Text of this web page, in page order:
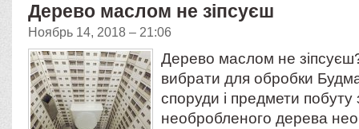
Дерево маслом не зіпсуєш
Ноябрь 14, 2018 – 21:06
Дерево маслом не
вибрати для обробки
споруди і предмети побуту
необробленого дерева